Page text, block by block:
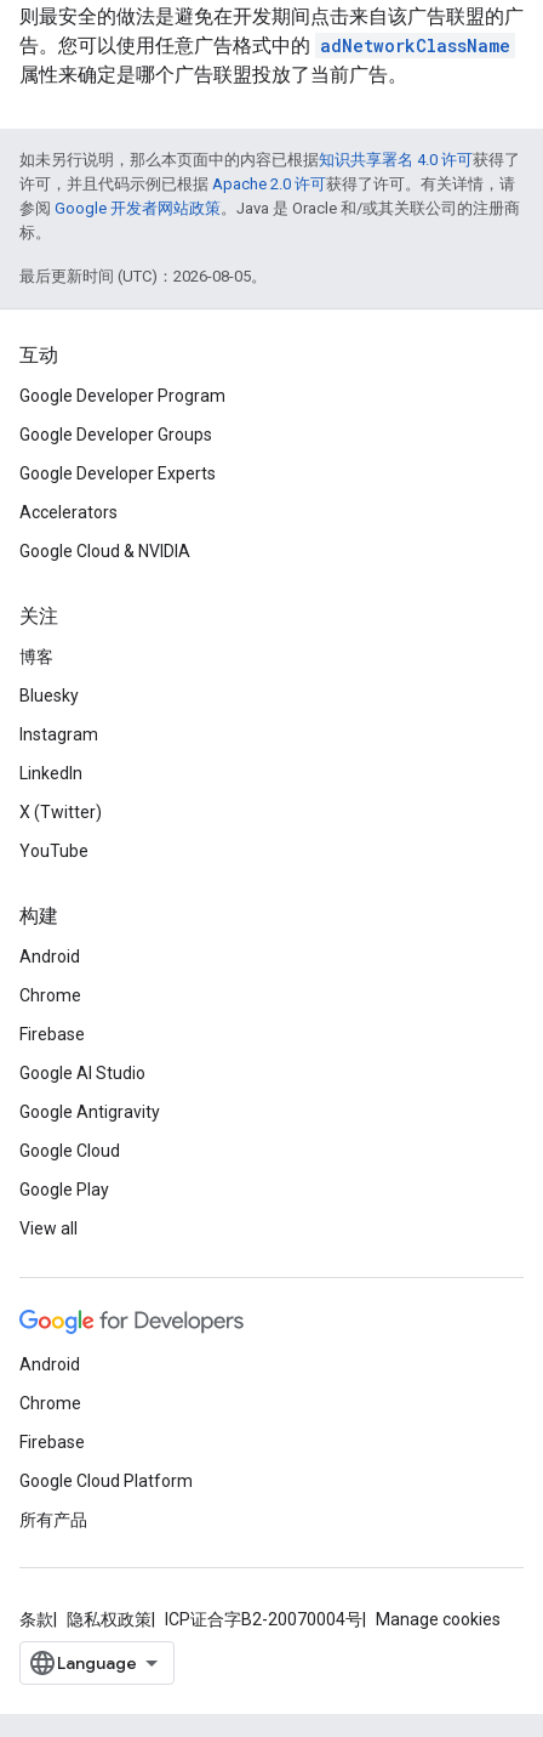
则最安全的做法是避免在开发期间点击来自该广告联盟的广
告。您可以使用任意广告格式中的 adNetworkClassName
属性来确定是哪个广告联盟投放了当前广告。
如未另行说明，那么本页面中的内容已根据知识共享署名 4.0 许可获得了
许可，并且代码示例已根据 Apache 2.0 许可获得了许可。有关详情，请
参阅 Google 开发者网站政策。Java 是 Oracle 和/或其关联公司的注册商
标。
最后更新时间 (UTC)：2026-08-05。
互动
Google Developer Program
Google Developer Groups
Google Developer Experts
Accelerators
Google Cloud & NVIDIA
关注
博客
Bluesky
Instagram
LinkedIn
X (Twitter)
YouTube
构建
Android
Chrome
Firebase
Google AI Studio
Google Antigravity
Google Cloud
Google Play
View all
Android
Chrome
Firebase
Google Cloud Platform
所有产品
条款 隐私权政策 ICP证合字B2-20070004号 Manage cookies